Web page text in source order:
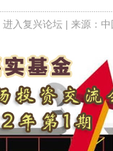
进入复兴论坛| 来源：